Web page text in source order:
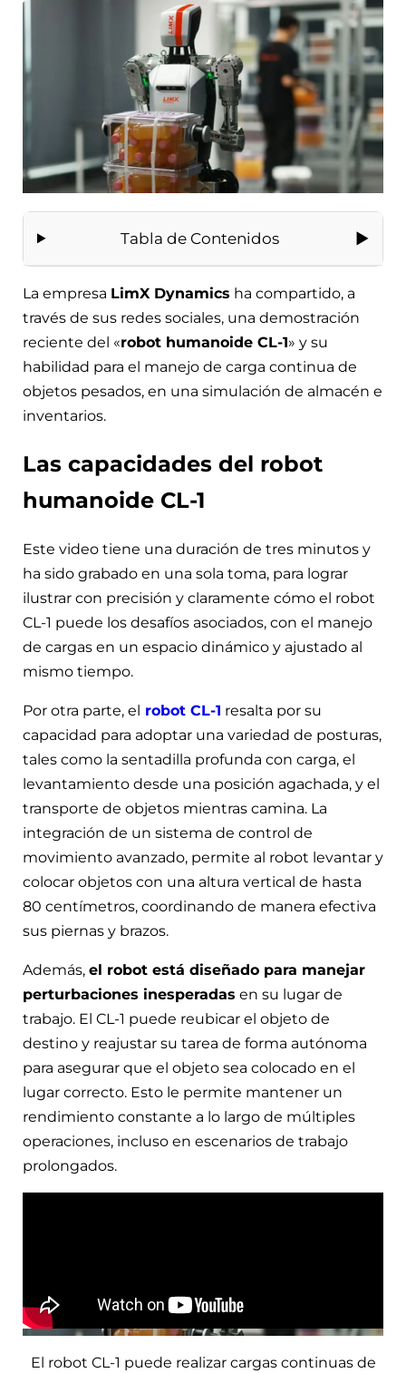
Tabla de Contenidos
La empresa LimX Dynamics ha compartido, a
través de sus redes sociales, una demostración
reciente del «robot humanoide CL-1» y su
habilidad para el manejo de carga continua de
objetos pesados, en una simulación de almacén e
inventarios.
Las capacidades del robot
humanoide CL-1
Este video tiene una duración de tres minutos y
ha sido grabado en una sola toma, para lograr
ilustrar con precisión y claramente cómo el robot
CL-1 puede los desafíos asociados, con el manejo
de cargas en un espacio dinámico y ajustado al
mismo tiempo.
Por otra parte, el robot CL-1 resalta por su
capacidad para adoptar una variedad de posturas,
tales como la sentadilla profunda con carga, el
levantamiento desde una posición agachada, y el
transporte de objetos mientras camina. La
integración de un sistema de control de
movimiento avanzado, permite al robot levantar y
colocar objetos con una altura vertical de hasta
80 centímetros, coordinando de manera efectiva
sus piernas y brazos.
Además, el robot está diseñado para manejar
perturbaciones inesperadas en su lugar de
trabajo. El CL-1 puede reubicar el objeto de
destino y reajustar su tarea de forma autónoma
para asegurar que el objeto sea colocado en el
lugar correcto. Esto le permite mantener un
rendimiento constante a lo largo de múltiples
operaciones, incluso en escenarios de trabajo
prolongados.
El robot CL-1 puede realizar cargas continuas de